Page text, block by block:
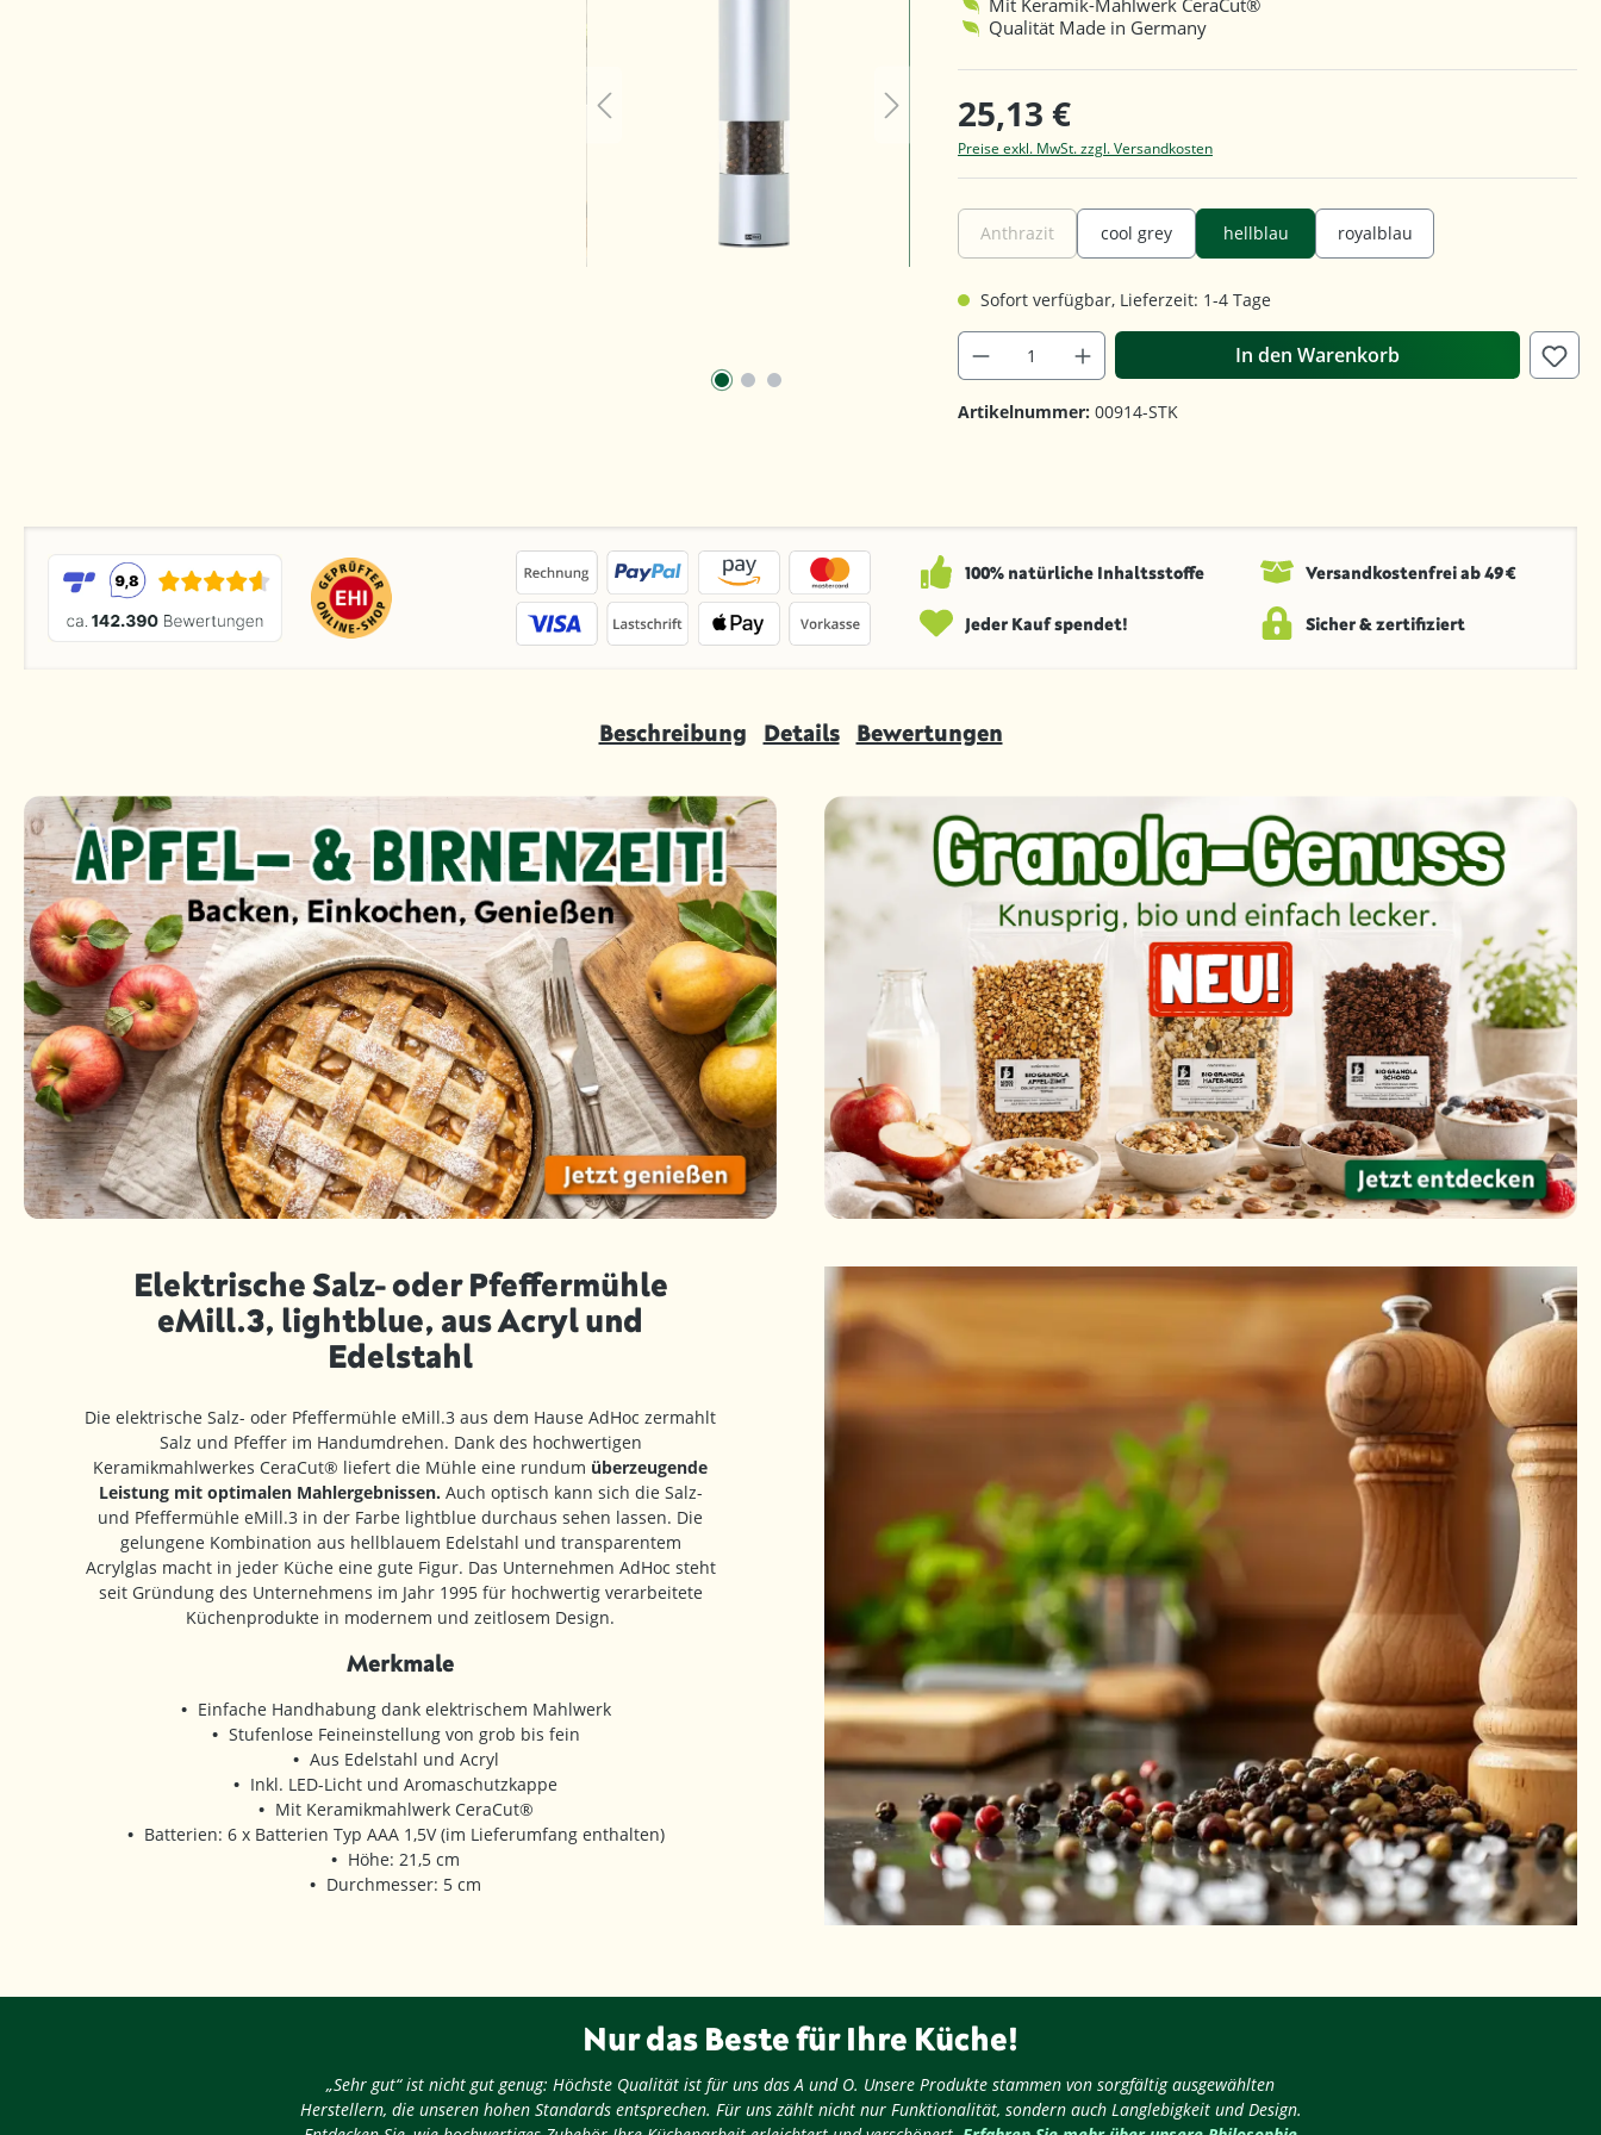
Qualität Made in Germany
25,13 €
Preise exkl. MwSt. zzgl. Versandkosten
Anthrazit cool grey hellblau royalblau
Sofort verfügbar, Lieferzeit: 1-4 Tage
In den Warenkorb
Artikelnummer: 00914-STK
100% natürliche Inhaltsstoffe Versandkosten­frei ab 49 €
Jeder Kauf spendet! Sicher & zertifiziert
Beschreibung Details Bewertungen
Elektrische Salz- oder Pfeffermühle
eMill.3, lightblue, aus Acryl und
Edelstahl
Die elektrische Salz- oder Pfeffermühle eMill.3 aus dem Hause AdHoc zermahlt
Salz und Pfeffer im Handumdrehen. Dank des hochwertigen
Keramikmahlwerkes CeraCut® liefert die Mühle eine rundum überzeugende
Leistung mit optimalen Mahlergebnissen.Auch optisch kann sich die Salz-
und Pfeffermühle eMill.3 in der Farbe lightblue durchaus sehen lassen. Die
gelungene Kombination aus hellblauem Edelstahl und transparentem
Acrylglas macht in jeder Küche eine gute Figur. Das Unternehmen AdHoc steht
seit Gründung des Unternehmens im Jahr 1995 für hochwertig verarbeitete
Küchenprodukte in modernem und zeitlosem Design.
Merkmale
Einfache Handhabung dank elektrischem Mahlwerk
Stufenlose Feineinstellung von grob bis fein
Aus Edelstahl und Acryl
Inkl. LED-Licht und Aromaschutzkappe
Mit Keramikmahlwerk CeraCut®
Batterien: 6 x Batterien Typ AAA 1,5V (im Lieferumfang enthalten)
Höhe: 21,5 cm
Durchmesser: 5 cm
Nur das Beste für Ihre Küche!
„Sehr gut“ ist nicht gut genug: Höchste Qualität ist für uns das A und O. Unsere Produkte stammen von sorgfältig ausgewählten
Herstellern, die unseren hohen Standards entsprechen. Für uns zählt nicht nur Funktionalität, sondern auch Langlebigkeit und Design.